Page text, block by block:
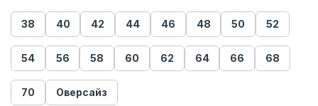
38 40 42 44 46 48 50 52
54 56 58 60 62 64 66 68
70 Оверсайз